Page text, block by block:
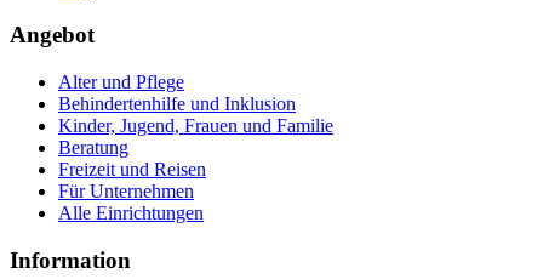
Angebot
Alter und Pflege
Behindertenhilfe und Inklusion
Kinder, Jugend, Frauen und Familie
Beratung
Freizeit und Reisen
Für Unternehmen
Alle Einrichtungen
Information